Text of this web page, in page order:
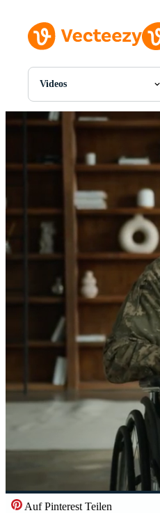
Videos
Alle Bilder
Fotos
PNGs
Vorlagen
Vektoren
Videos
Motion Graphics
Redaktionelle Bilder
Redaktionelle Ereignisse
Auf Pinterest Teilen